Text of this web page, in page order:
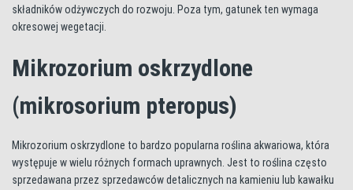
składników odżywczych do rozwoju. Poza tym, gatunek ten wymaga
okresowej wegetacji.
Mikrozorium oskrzydlone
(mikrosorium pteropus)
Mikrozorium oskrzydlone to bardzo popularna roślina akwariowa, która
występuje w wielu różnych formach uprawnych. Jest to roślina często
sprzedawana przez sprzedawców detalicznych na kamieniu lub kawałku